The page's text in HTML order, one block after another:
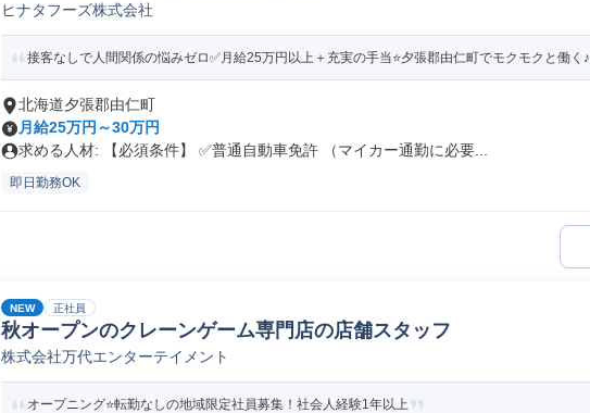
ヒナタフーズ株式会社
接客なしで人間関係の悩みゼロ✅️月給25万円以上＋充実の手当⭐️夕張郡由仁町でモクモクと働く♪
北海道夕張郡由仁町
月給25万円～30万円
求める人材: 【必須条件】 ✅️普通自動車免許 （マイカー通勤に必要...
即日勤務OK
NEW 正社員
秋オープンのクレーンゲーム専門店の店舗スタッフ
株式会社万代エンターテイメント
オープニング⭐転勤なしの地域限定社員募集！社会人経験1年以上